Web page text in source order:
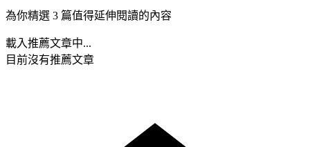
為你精選 3 篇值得延伸閱讀的內容
載入推薦文章中...
目前沒有推薦文章